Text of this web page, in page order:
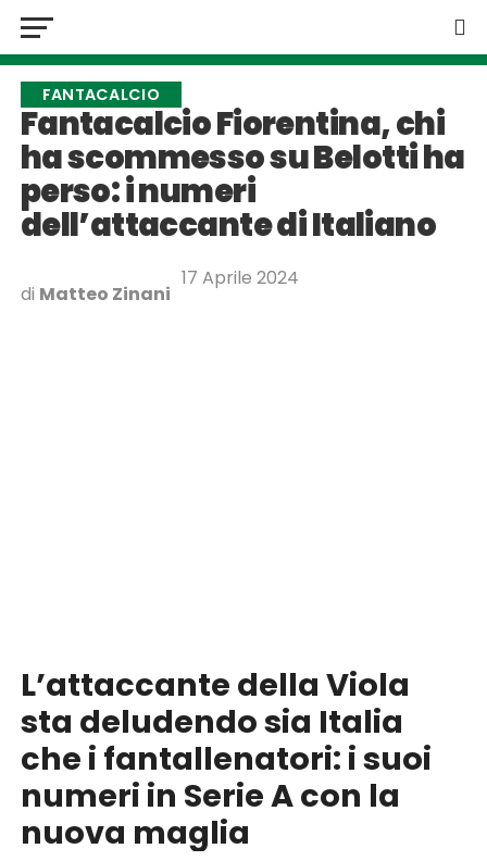
FANTACALCIO
Fantacalcio Fiorentina, chi
ha scommesso su Belotti ha
perso: i numeri
dell’attaccante di Italiano
di Matteo Zinani
17 Aprile 2024
L’attaccante della Viola
sta deludendo sia Italia
che i fantallenatori: i suoi
numeri in Serie A con la
nuova maglia